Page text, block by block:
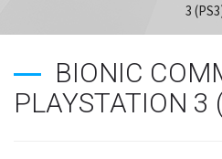
3
BIONIC
PLAYSTATION 3